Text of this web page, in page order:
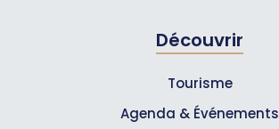
Découvrir
Tourisme
Agenda & Événements